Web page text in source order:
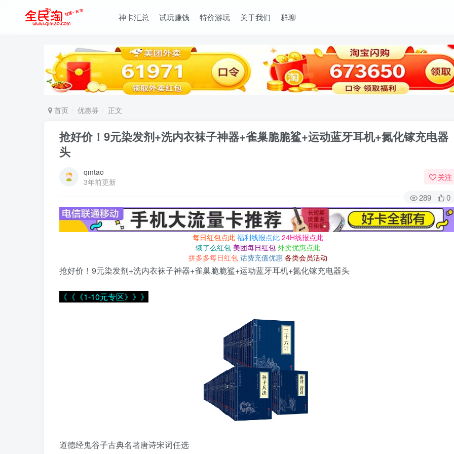
神卡汇总 试玩赚钱 特价游玩 关于我们 群聊
首页 优惠券 正文
抢好价！9元染发剂+洗内衣袜子神器+雀巢脆脆鲨+运动蓝牙耳机+氮化镓充电器
头
qmtao
3年前更新
关注
289 0
每日红包点此 福利线报点此 24H线报点此
饿了么红包 美团每日红包 外卖优惠点此
拼多多每日红包 话费充值优惠 各类会员活动
抢好价！9元染发剂+洗内衣袜子神器+雀巢脆脆鲨+运动蓝牙耳机+氮化镓充电器头
《《《1-10元专区》》》
道德经鬼谷子古典名著唐诗宋词任选